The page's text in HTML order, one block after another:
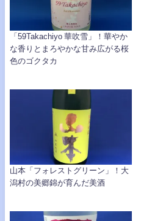
「59Takachiyo 華吹雪」！華やか
な香りとまろやかな甘み広がる桜
色のゴクタカ
山本「フォレストグリーン」！大
潟村の美郷錦が育んだ美酒